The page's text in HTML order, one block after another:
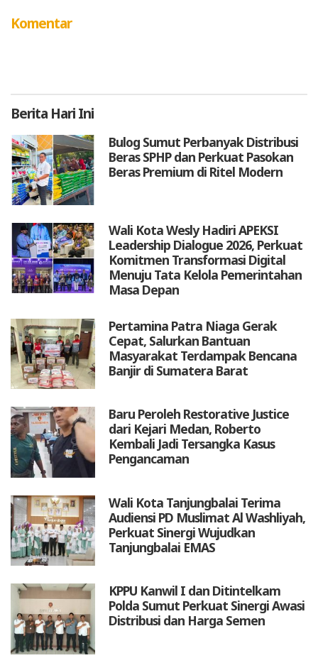
Komentar
Berita Hari Ini
Bulog Sumut Perbanyak Distribusi
Beras SPHP dan Perkuat Pasokan
Beras Premium di Ritel Modern
Wali Kota Wesly Hadiri APEKSI
Leadership Dialogue 2026, Perkuat
Komitmen Transformasi Digital
Menuju Tata Kelola Pemerintahan
Masa Depan
Pertamina Patra Niaga Gerak
Cepat, Salurkan Bantuan
Masyarakat Terdampak Bencana
Banjir di Sumatera Barat
Baru Peroleh Restorative Justice
dari Kejari Medan, Roberto
Kembali Jadi Tersangka Kasus
Pengancaman
Wali Kota Tanjungbalai Terima
Audiensi PD Muslimat Al Washliyah,
Perkuat Sinergi Wujudkan
Tanjungbalai EMAS
KPPU Kanwil I dan Ditintelkam
Polda Sumut Perkuat Sinergi Awasi
Distribusi dan Harga Semen